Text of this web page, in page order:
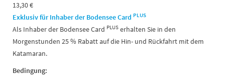
13,30 €
Exklusiv für Inhaber der Bodensee Card PLUS
Als Inhaber der Bodensee Card PLUS erhalten Sie in den
Morgenstunden 25 % Rabatt auf die Hin- und Rückfahrt mit dem
Katamaran.
Bedingung: